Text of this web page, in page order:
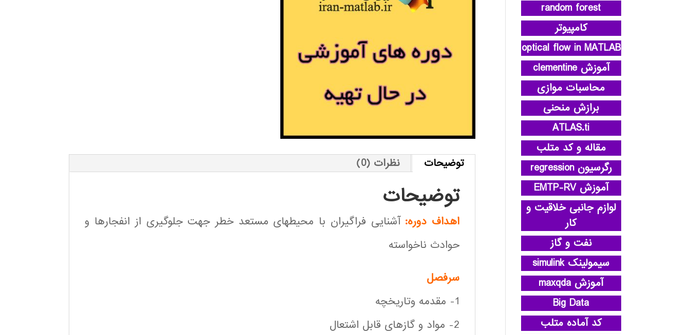
توضیحات نظرات (0)
توضیحات
اهداف دوره: آشنایی فراگیران با محیطهای مستعد خطر جهت جلوگیری از انفجارها و
حوادث ناخواسته
سرفصل
1- مقدمه وتاریخچه
2- مواد و گازهای قابل اشتعال
random forest
کامپیوتر
optical flow in MATLAB
آموزش clementine
محاسبات موازی
برازش منحنی
ATLAS.ti
مقاله و کد متلب
رگرسیون regression
آموزش EMTP-RV
لوازم جانبی خلاقیت و
کار
نفت و گاز
سیمولینک simulink
آموزش maxqda
Big Data
کد آماده متلب